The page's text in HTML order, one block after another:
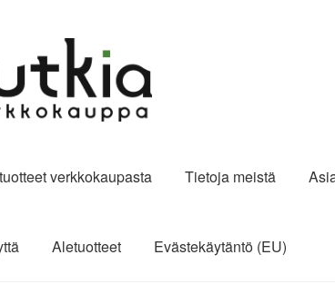
verkkokaupasta Tietoja meistä
Aletuotteet Evästekäytäntö (EU)